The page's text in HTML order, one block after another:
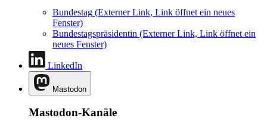
Bundestag (Externer Link, Link öffnet ein neues
Fenster)
Bundestagspräsidentin (Externer Link, Link öffnet ein
neues Fenster)
LinkedIn
Mastodon
Mastodon-Kanäle